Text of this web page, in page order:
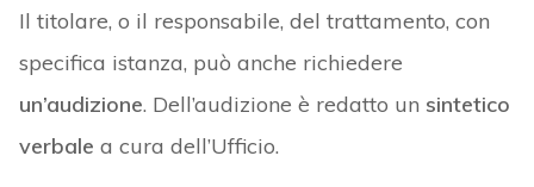
Il titolare, o il responsabile, del trattamento, con
specifica istanza, può anche richiedere
un’audizione. Dell’audizione è redatto un sintetico
verbale a cura dell’Ufficio.